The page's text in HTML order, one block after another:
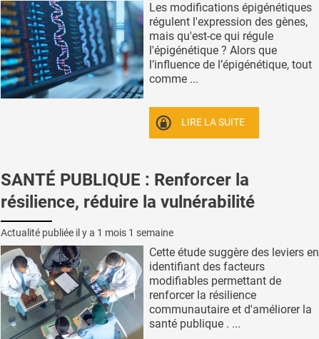
Les modifications épigénétiques
régulent l'expression des gènes,
mais qu'est-ce qui régule
l'épigénétique ? Alors que
l’influence de l’épigénétique, tout
comme ...
LIRE LA SUITE
SANTÉ PUBLIQUE : Renforcer la
résilience, réduire la vulnérabilité
Actualité publiée il y a 1 mois 1 semaine
Cette étude suggère des leviers en
identifiant des facteurs
modifiables permettant de
renforcer la résilience
communautaire et d'améliorer la
santé publique . ...